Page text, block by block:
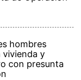
hombres
vivienda y
con presunta